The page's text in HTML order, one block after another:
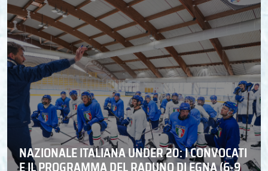
NAZIONALE ITALIANA UNDER 20: I CONVOCATI